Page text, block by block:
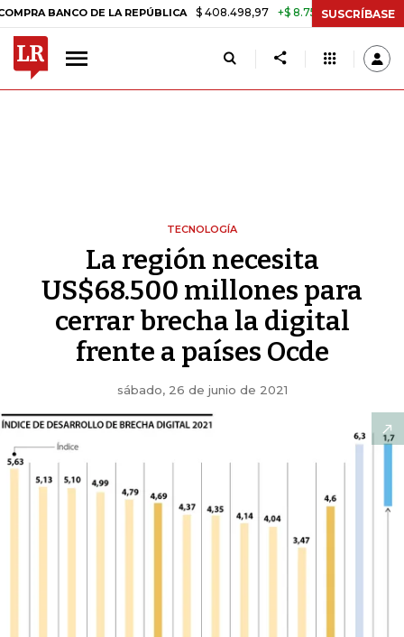
DE LA REPÚBLICA $ 408.498,97 +$ 8.753,81 +2,19% TASA DE
SUSCRÍBASE
TECNOLOGÍA
La región necesita
US$68.500 millones para
cerrar brecha la digital
frente a países Ocde
sábado, 26 de junio de 2021